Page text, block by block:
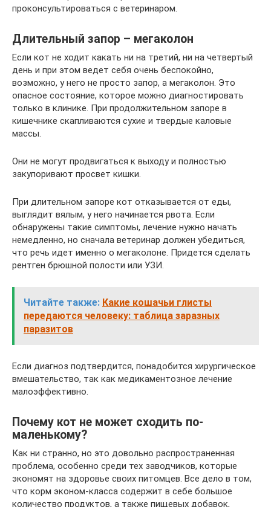
проконсультироваться с ветеринаром.
Длительный запор – мегаколон
Если кот не ходит какать ни на третий, ни на четвертый
день и при этом ведет себя очень беспокойно,
возможно, у него не просто запор, а мегаколон. Это
опасное состояние, которое можно диагностировать
только в клинике. При продолжительном запоре в
кишечнике скапливаются сухие и твердые каловые
массы.
Они не могут продвигаться к выходу и полностью
закупоривают просвет кишки.
При длительном запоре кот отказывается от еды,
выглядит вялым, у него начинается рвота. Если
обнаружены такие симптомы, лечение нужно начать
немедленно, но сначала ветеринар должен убедиться,
что речь идет именно о мегаколоне. Придется сделать
рентген брюшной полости или УЗИ.
Читайте также: Какие кошачьи глисты
передаются человеку: таблица заразных
паразитов
Если диагноз подтвердится, понадобится хирургическое
вмешательство, так как медикаментозное лечение
малоэффективно.
Почему кот не может сходить по-
маленькому?
Как ни странно, но это довольно распространенная
проблема, особенно среди тех заводчиков, которые
экономят на здоровье своих питомцев. Все дело в том,
что корм эконом-класса содержит в себе большое
количество продуктов, а также пищевых добавок,